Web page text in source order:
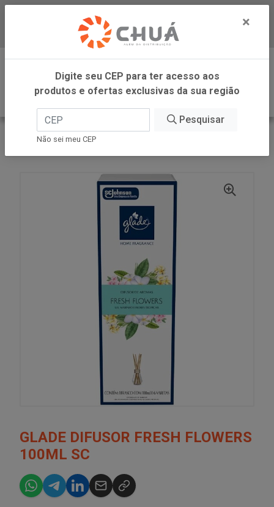
Baixe já nosso APP
0
INÍCIO
SC JOHNSON
GLADE DIFUSOR FRESH FLOWERS
100ML SC
×
Digite seu CEP para ter acesso aos
produtos e ofertas exclusivas da sua região
Pesquisar
Não sei meu CEP